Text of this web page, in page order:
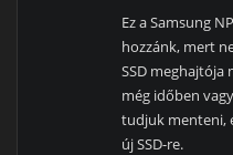
Ez a Samsung
hozzánk, mert
SSD meghajtója
még időben
tudjuk menteni,
új SSD-re.